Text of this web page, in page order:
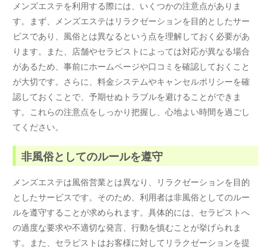
メンズエステを利用する際には、いくつかの注意点がありま
す。まず、メンズエステはリラクゼーションを目的としたサー
ビスであり、風俗とは異なるという点を理解しておく必要があ
ります。また、店舗やセラピストによっては対応が異なる場合
があるため、事前にホームページや口コミを確認しておくこと
が大切です。さらに、料金システムやキャンセルポリシーを確
認しておくことで、予期せぬトラブルを避けることができま
す。これらの注意点をしっかり把握し、心地よい時間を過ごし
てください。
非風俗としてのルールを遵守
メンズエステは風俗営業とは異なり、リラクゼーションを目的
としたサービスです。そのため、利用者は非風俗としてのルー
ルを遵守することが求められます。具体的には、セラピストへ
の過度な要求や不適切な発言、行動を慎むことが挙げられま
す。また、セラピストはお客様に対してリラクゼーションを提